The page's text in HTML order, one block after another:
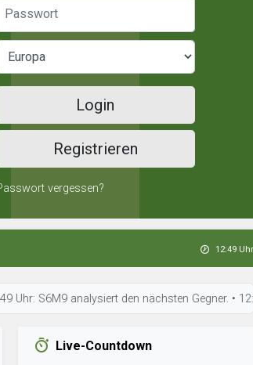
Login
Registrieren
vergessen?
12:49 Uhr
S6M9 analysiert den nächsten Gegner. • 12:49
Live-Countdown